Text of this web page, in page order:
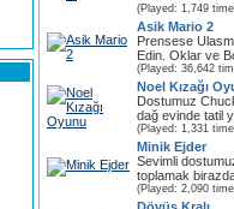
(Played: 1,749
Asik Mario 2
Prensese
Edin. Oklar ve
(Played: 36,642
Noel Kızağı
Dostumuz
dağ evinde tatil
(Played: 1,331
Minik Ejder
Sevimli
toplamak
(Played: 2,090